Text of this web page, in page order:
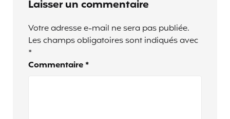
Laisser un commentaire
Votre adresse e-mail ne sera pas publiée.
Les champs obligatoires sont indiqués avec
*
Commentaire *